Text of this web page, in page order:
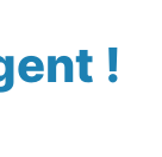
!